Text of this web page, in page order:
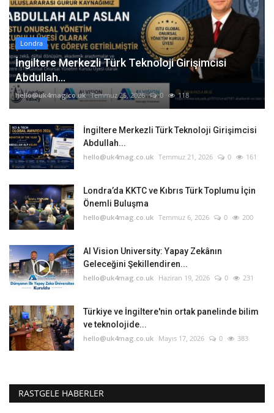
Londra
İngiltere Merkezli Türk Teknoloji Girişimcisi
Abdullah...
hello@uk4mag.co.uk Temmuz 25, 2026 0 118
İngiltere Merkezli Türk Teknoloji Girişimcisi
Abdullah...
hello@uk4mag.co.uk Temmuz 21, 2026 0 161
Londra’da KKTC ve Kıbrıs Türk Toplumu İçin
Önemli Buluşma
hello@uk4mag.co.uk Temmuz 6, 2026 0 200
AI Vision University: Yapay Zekânın
Geleceğini Şekillendiren...
hello@uk4mag.co.uk Haziran 19, 2026 0 231
Türkiye ve İngiltere'nin ortak panelinde bilim
ve teknolojide...
hello@uk4mag.co.uk Mayıs 17, 2026 0 383
RASTGELE HABERLER